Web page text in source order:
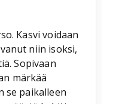
Kasvi voidaan
niin isoksi,
Sopivaan
märkää
se paikalleen